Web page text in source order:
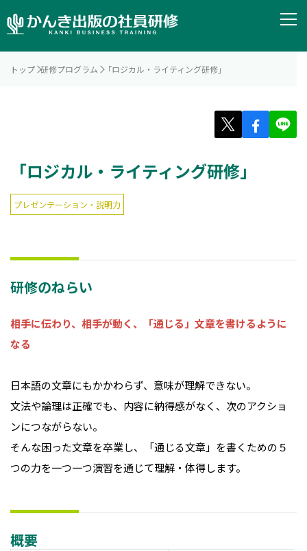
トップ 研修プログラム 「ロジカル・ライティング研修」
「ロジカル・ライティング研修」
プレゼンテーション・説明力
研修のねらい
相手に伝わり、相手が動く、「通じる」文章を書けるように
なる
日本語の文章にもかかわらず、意味が理解できない。
文法や論理は正確でも、内容に納得感がなく、次のアクショ
ンにつながらない――。
そんな困った文章を卒業し、「通じる文章」を書くための５
つの力を一つ一つ演習を通じて理解・体得します。
概要